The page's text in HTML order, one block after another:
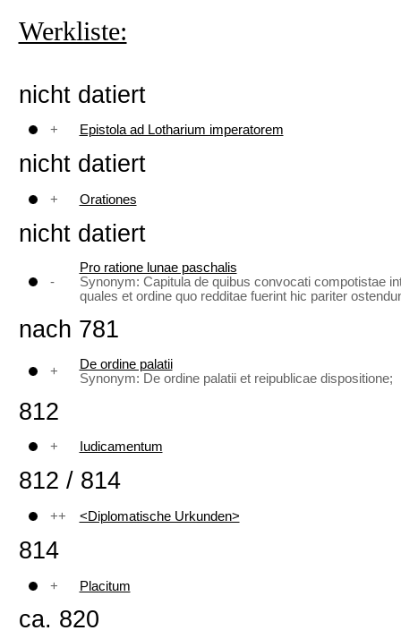
Werkliste:
nicht datiert
+ Epistola ad Lotharium imperatorem
nicht datiert
+ Orationes
nicht datiert
-
Pro ratione lunae paschalis
Synonym: Capitula de quibus convocati compotistae
quales et ordine quo redditae fuerint hic pariter
nach 781
+
De ordine palatii
Synonym: De ordine palatii et reipublicae dispositione;
812
+ Iudicamentum
812 / 814
++ <Diplomatische Urkunden>
814
+ Placitum
ca. 820